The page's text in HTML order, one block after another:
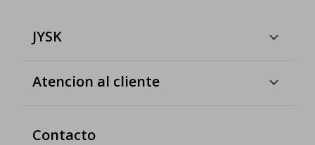
JYSK
Atencion al cliente
Contacto